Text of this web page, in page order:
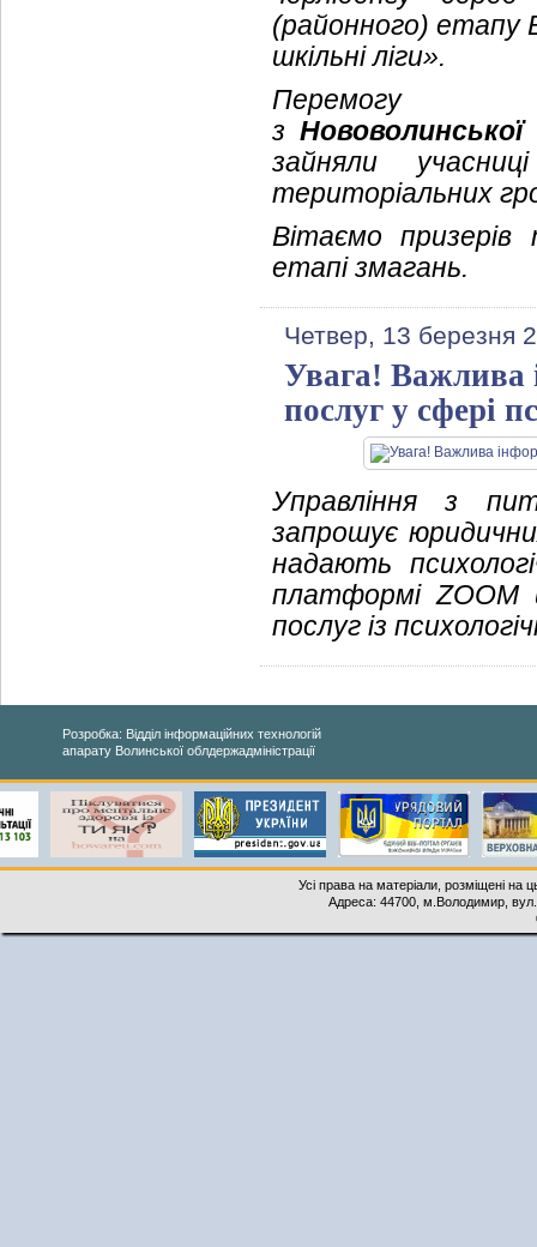
(районного) етапу
шкільні ліги».
Перемогу
з Нововолинської
зайняли
територіальних
Вітаємо
етапі змагань.
Четвер, 13 березня
Увага! Важлива
послуг у сфері
Управління з
запрошує
надають
платформі ZOOM
послуг із
Розробка: Відділ інформаційних технологій
апарату Волинської облдержадміністрації
Усі права на матеріали, розміщені на
Адреса: 44700, м.Володимир,